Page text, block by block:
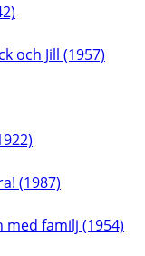
och Jill (1957)
(1987)
med familj (1954)